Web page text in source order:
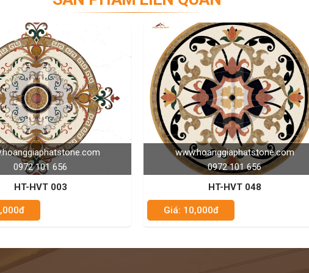
www.hoanggiaphatstone.com
0972 101 656
HT-HVT 048
10,000đ
www.hoanggiaphatstone.com
0972 101 656
HT-HVT 005
Giá: 10,000đ